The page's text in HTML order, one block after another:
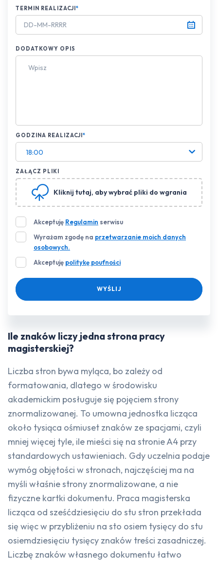
TERMIN REALIZACJI*
DODATKOWY OPIS
GODZINA REALIZACJI*
18:00
ZAŁĄCZ PLIKI
Kliknij tutaj, aby wybrać pliki do wgrania
Akceptuję Regulamin serwisu
Wyrażam zgodę na przetwarzanie moich danych
osobowych.
Akceptuję politykę poufności
WYŚLIJ
Ile znaków liczy jedna strona pracy
magisterskiej?
Liczba stron bywa myląca, bo zależy od
formatowania, dlatego w środowisku
akademickim posługuje się pojęciem strony
znormalizowanej. To umowna jednostka licząca
około tysiąca ośmiuset znaków ze spacjami, czyli
mniej więcej tyle, ile mieści się na stronie A4 przy
standardowych ustawieniach. Gdy uczelnia podaje
wymóg objętości w stronach, najczęściej ma na
myśli właśnie strony znormalizowane, a nie
fizyczne kartki dokumentu. Praca magisterska
licząca od sześćdziesięciu do stu stron przekłada
się więc w przybliżeniu na sto osiem tysięcy do stu
osiemdziesięciu tysięcy znaków treści zasadniczej.
Liczbę znaków własnego dokumentu łatwo